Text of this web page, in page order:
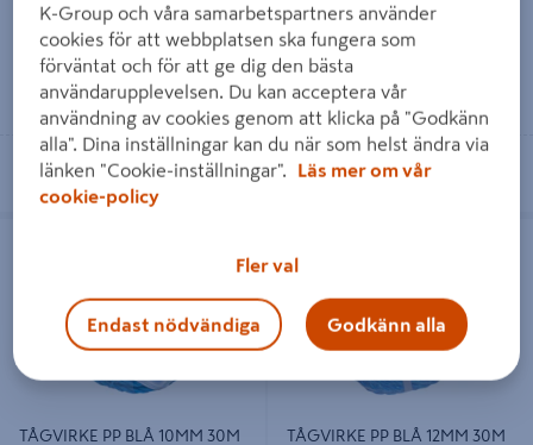
Läs mer
Se lagerstatus i din butik
Läs mer
Se lagerstatus i din butik
TÅGVIRKE PP BLÅ 10MM 30M TÅGVIRKE PP BLÅ 12MM 30M
K-Group och våra samarbetspartners använder
cookies för att webbplatsen ska fungera som
förväntat och för att ge dig den bästa
användarupplevelsen. Du kan acceptera vår
användning av cookies genom att klicka på "Godkänn
alla". Dina inställningar kan du när som helst ändra via
länken "Cookie-inställningar".
Läs mer om vår
cookie-policy
Fler val
Endast nödvändiga Godkänn alla